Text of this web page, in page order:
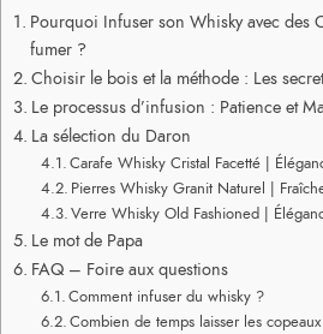
Pourquoi Infuser son Whisky avec des
fumer ?
Choisir le bois et la méthode : Les
Le processus d’infusion : Patience et
La sélection du Daron
Carafe Whisky Cristal Facetté |
Pierres Whisky Granit Naturel |
Verre Whisky Old Fashioned |
Le mot de Papa
FAQ – Foire aux questions
Comment infuser du whisky ?
Combien de temps laisser les